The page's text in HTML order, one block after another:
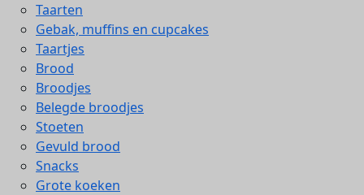
Taarten
Gebak, muffins en cupcakes
Taartjes
Brood
Broodjes
Belegde broodjes
Stoeten
Gevuld brood
Snacks
Grote koeken